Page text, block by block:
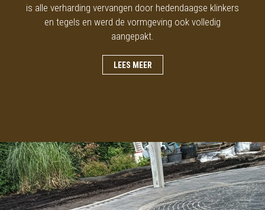
is alle verharding vervangen door hedendaagse klinkers
en tegels en werd de vormgeving ook volledig
aangepakt.
LEES MEER